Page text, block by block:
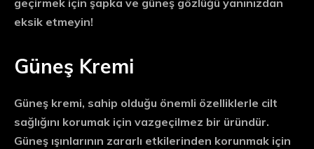
geçirmek için şapka ve güneş gözlüğü yanınızdan
eksik etmeyin!
Güneş Kremi
Güneş kremi, sahip olduğu önemli özelliklerle cilt
sağlığını korumak için vazgeçilmez bir üründür.
Güneş ışınlarının zararlı etkilerinden korunmak için